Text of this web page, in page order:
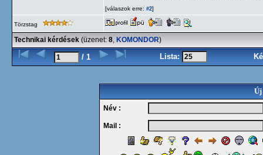
[válaszok erre: #2]
Törzstag
Technikai kérdések (üzenet: 8 KOMONDOR)
/ 1 Lista:
Új
Név :
Mail :